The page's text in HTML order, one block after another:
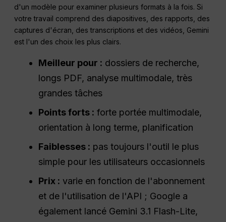
d'un modèle pour examiner plusieurs formats à la fois. Si
votre travail comprend des diapositives, des rapports, des
captures d'écran, des transcriptions et des vidéos, Gemini
est l'un des choix les plus clairs.
Meilleur pour : dossiers de recherche,
longs PDF, analyse multimodale, très
grandes tâches
Points forts : forte portée multimodale,
orientation à long terme, planification
Faiblesses : pas toujours l'outil le plus
simple pour les utilisateurs occasionnels
Prix : varie en fonction de l'abonnement
et de l'utilisation de l'API ; Google a
également lancé Gemini 3.1 Flash-Lite,